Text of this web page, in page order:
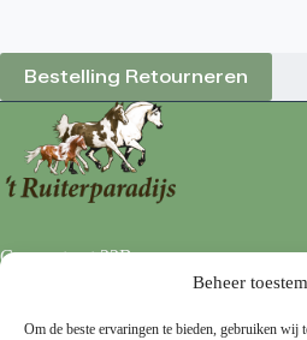
Beheer
Om de beste ervaringen te bieden, gebruiken wij
Bestelling Retourneren
Goorsestraat 22B
7496 AD HENGEVELDE
info@ruiterparadijs.nl